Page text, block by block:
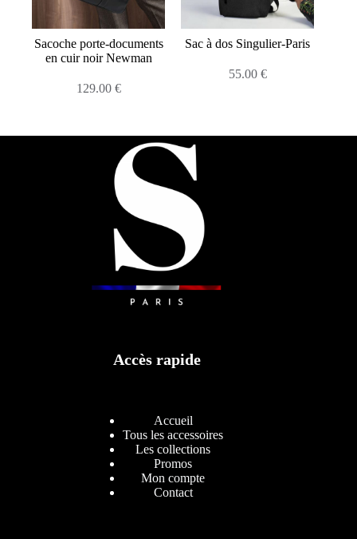
Sacoche porte-documents
en cuir noir Newman
129.00 €
Sac à dos Singulier-Paris
55.00 €
Accès rapide
Accueil
Tous les accessoires
Les collections
Promos
Mon compte
Contact